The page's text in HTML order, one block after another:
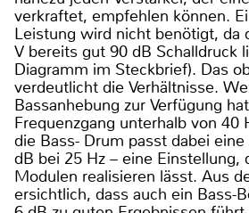
verkraftet, empfehlen können.
Leistung wird nicht benötigt, da
V bereits gut 90 dB Schalldruck
Diagramm im Steckbrief). Das
verdeutlicht die Verhältnisse.
Bassanhebung zur Verfügung
Frequenzgang unterhalb von 40
die Bass- Drum passt dabei
dB bei 25 Hz – eine Einstellung,
Modulen realisieren lässt. Aus
ersichtlich, dass auch ein Bass-